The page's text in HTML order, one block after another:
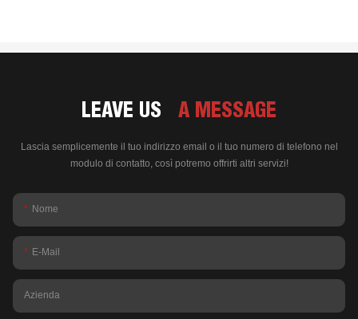
LEAVE US A MESSAGE
Lascia semplicemente il tuo indirizzo email o il tuo numero di telefono nel
modulo di contatto, così potremo offrirti altri servizi!
Nome
E-Mail
Azienda